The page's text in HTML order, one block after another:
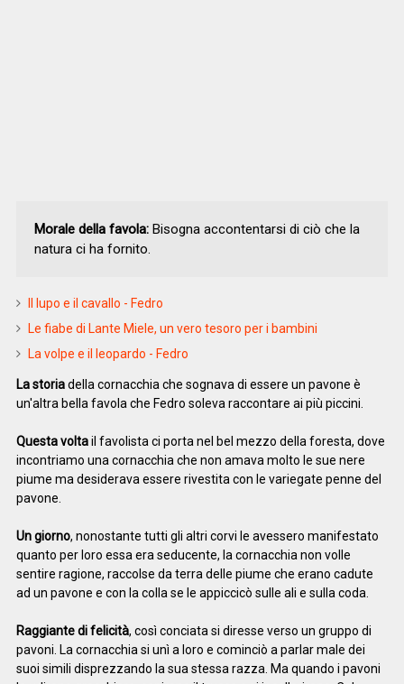
Morale della favola:Bisogna accontentarsi di ciò che la
natura ci ha fornito.
Il lupo e il cavallo - Fedro
Le fiabe di Lante Miele, un vero tesoro per i bambini
La volpe e il leopardo - Fedro
La storiadella cornacchia che sognava di essere un pavone è
un'altra bella favola che Fedro soleva raccontare ai più piccini.
Questa voltail favolista ci porta nel bel mezzo della foresta, dove
incontriamo una cornacchia che non amava molto le sue nere
piume ma desiderava essere rivestita con le variegate penne del
pavone.
Un giorno, nonostante tutti gli altri corvi le avessero manifestato
quanto per loro essa era seducente, la cornacchia non volle
sentire ragione, raccolse da terra delle piume che erano cadute
ad un pavone e con la colla se le appiccicò sulle ali e sulla coda.
Raggiante di felicità, così conciata si diresse verso un gruppo di
pavoni. La cornacchia si unì a loro e cominciò a parlar male dei
suoi simili disprezzando la sua stessa razza. Ma quando i pavoni